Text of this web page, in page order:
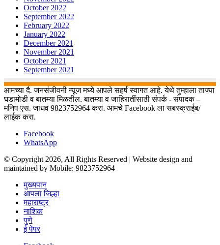
October 2022
September 2022
February 2022
January 2022
December 2021
November 2021
October 2021
September 2021
आमच्या दै. जनसंजीवनी न्यूज मध्ये आपले सहर्ष स्वागत आहे. येथे तुम्हाला ताज्या
घडामोडी व बातम्या मिळतील. बातम्या व जाहिरातींसाठी संपर्क - संपादक –
मनिष एस. जाधव 9823752964 करा. आमचे Facebook ला सबस्क्राईब/
लाईक करा.
Facebook
WhatsApp
© Copyright 2026, All Rights Reserved | Website design and
maintained by Mobile: 9823752964
मुख्यपान
आपला जिल्हा
महाराष्ट्र
नाशिक
पुणे
ई पेपर